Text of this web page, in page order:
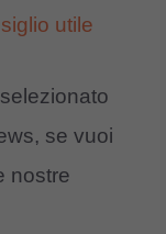
utile
se vuoi
nostre